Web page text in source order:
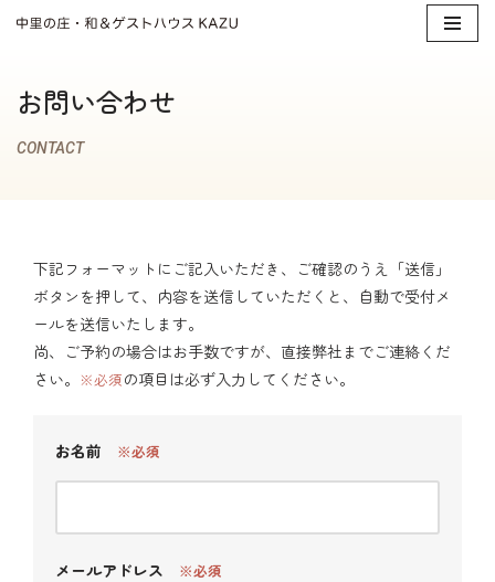
ン
テ
ン
お問い合わせ
CONTACT
下記フォーマットにご記入いただき、ご確認のうえ「送信」
ボタンを押して、内容を送信していただくと、自動で受付メ
ールを送信いたします。
尚、ご予約の場合はお手数ですが、直接弊社までご連絡くだ
さい。 ※必須の項目は必ず入力してください。
お名前 ※必須
メールアドレス ※必須